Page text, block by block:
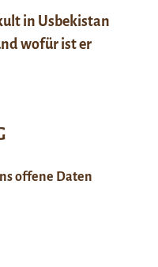
in Usbekistan
wofür ist er
offene Daten